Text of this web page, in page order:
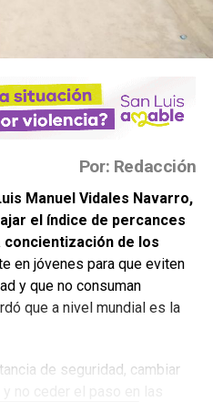
Por: Redacción
Manuel Vidales Navarro,
el índice de percances
de los
en jóvenes para que eviten
y que no consuman
que a nivel mundial es la
de seguridad, cambiar